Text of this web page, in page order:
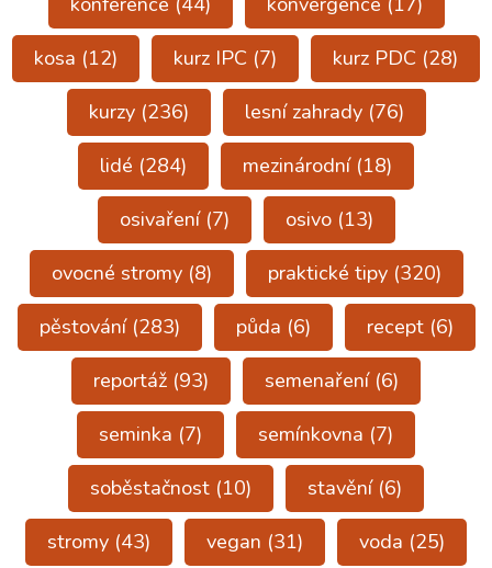
kosa (12) kurz IPC (7) kurz PDC (28)
kurzy(236) lesní zahrady(76)
lidé (284) mezinárodní(18)
osivaření(7) osivo(13)
ovocné stromy(8) praktické tipy(320)
pěstování(283) půda (6) recept(6)
reportáž (93) semenaření(6)
seminka (7) semínkovna (7)
soběstačnost (10) stavění(6)
stromy (43) vegan (31) voda (25)